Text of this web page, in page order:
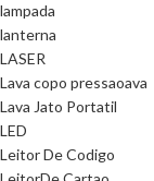
lampada
lanterna
LASER
Lava copo pressaoava
Lava Jato Portatil
LED
Leitor De Codigo